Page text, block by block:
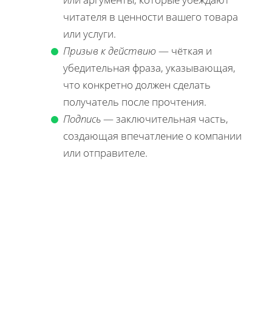
читателя в ценности вашего товара
или услуги.
Призыв к действию — чёткая и
убедительная фраза, указывающая,
что конкретно должен сделать
получатель после прочтения.
Подпись— заключительная часть,
создающая впечатление о компании
или отправителе.